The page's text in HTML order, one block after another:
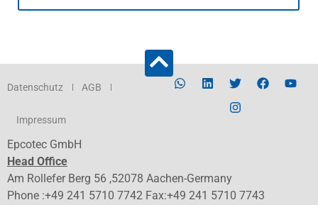
Datenschutz AGB
Impressum
Epcotec GmbH
Head Office
Am Rollefer Berg 56 ,52078 Aachen-Germany
Phone :+49 241 5710 7742 Fax:+49 241 5710 7743